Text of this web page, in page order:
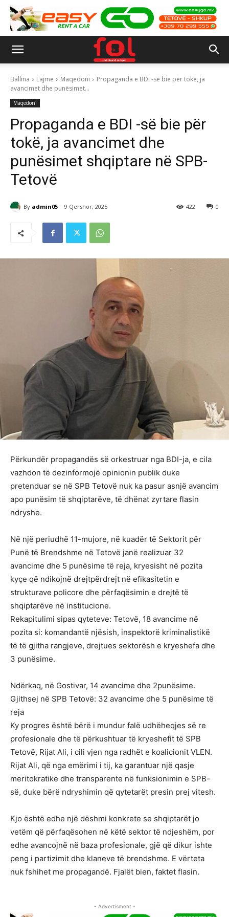
Ballina Lajme Maqedoni
Propaganda e BDI -së bie për tokë, ja
avancimet dhe punësimet...
Maqedoni
Propaganda e BDI -së bie për
tokë, ja avancimet dhe
punësimet shqiptare në SPB-
Tetovë
By admin05 9 Qershor, 2025 0
422
Përkundër propagandës së orkestruar nga BDI-ja, e cila
vazhdon të dezinformojë opinionin publik duke
pretenduar se në SPB Tetovë nuk ka pasur asnjë avancim
apo punësim të shqiptarëve, të dhënat zyrtare flasin
ndryshe.
Në një periudhë 11-mujore, në kuadër të Sektorit për
Punë të Brendshme në Tetovë janë realizuar 32
avancime dhe 5 punësime të reja, kryesisht në pozita
kyçe që ndikojnë drejtpërdrejt në efikasitetin e
strukturave policore dhe përfaqësimin e drejtë të
shqiptarëve në institucione.
Rekapitulimi sipas qyteteve: Tetovë, 18 avancime në
pozita si: komandantë njësish, inspektorë kriminalistikë
të të gjitha rangjeve, drejtues sektorësh e kryeshefa dhe
3 punësime.
Ndërkaq, në Gostivar, 14 avancime dhe 2punësime.
Gjithsej në SPB Tetovë: 32 avancime dhe 5 punësime të
reja
Ky progres është bërë i mundur falë udhëheqjes së re
profesionale dhe të përkushtuar të kryeshefit të SPB
Tetovë, Rijat Ali, i cili vjen nga radhët e koalicionit VLEN.
Rijat Ali, që nga emërimi i tij, ka garantuar një qasje
meritokratike dhe transparente në funksionimin e SPB-
së, duke bërë ndryshimin që qytetarët presin prej vitesh.
Kjo është edhe një dëshmi konkrete se shqiptarët jo
vetëm që përfaqësohen në këtë sektor të ndjeshëm, por
edhe avancojnë në baza profesionale, gjë që dikur ishte
peng i partizimit dhe klaneve të brendshme. E vërteta
nuk fshihet me propagandë. Fjalët bien, faktet flasin.
- Advertisment -